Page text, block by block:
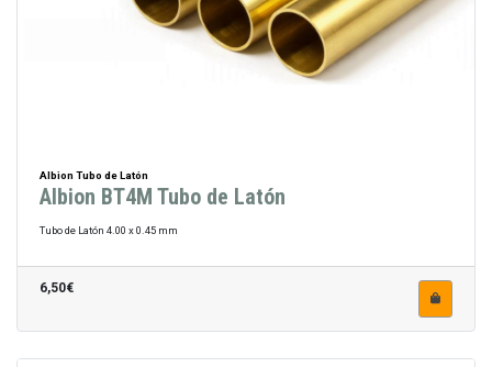
Albion Tubo de Latón
Albion BT4M Tubo de Latón
Tubo de Latón 4.00 x 0.45 mm
6,50€